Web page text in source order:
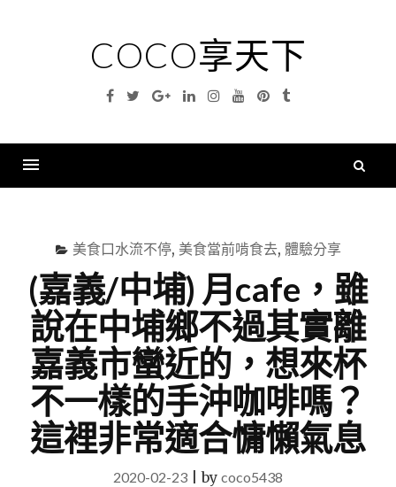
COCO享天下
Facebook
TwitterGoogleLinkedinInstagramYouTubePinterest
Tumblr
美食口水流不停, 美食當前啃食去, 體驗分享
(嘉義/中埔) 月cafe，雖
說在中埔鄉不過其實離
嘉義市蠻近的，想來杯
不一樣的手沖咖啡嗎？
這裡非常適合慵懶氣息
2020-02-23 |by coco5438